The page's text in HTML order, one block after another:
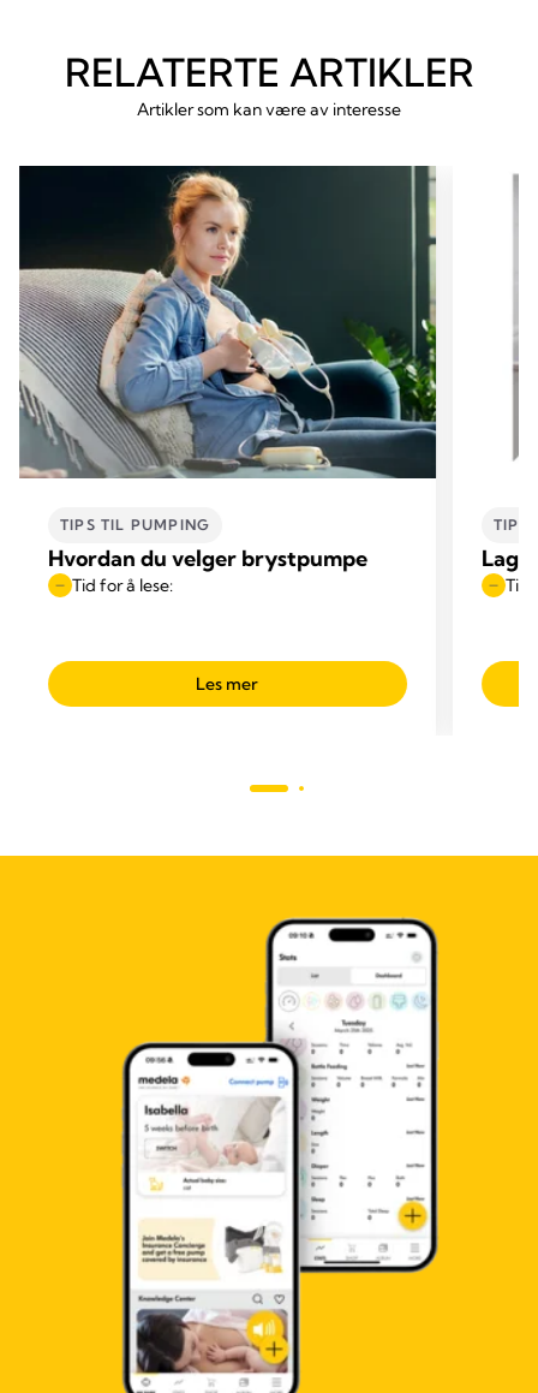
RELATERTE ARTIKLER
Artikler som kan være av interesse
TIPS TIL PUMPING
Hvordan du velger brystpumpe
Tid for å lese:
Les mer
TIPS
Tid